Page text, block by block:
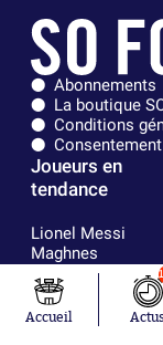
Abonnements
La boutique
Conditions
Consentement
Joueurs en
tendance
Lionel Messi
Maghnes
Akliouche
Mohamed
Salah
Accueil